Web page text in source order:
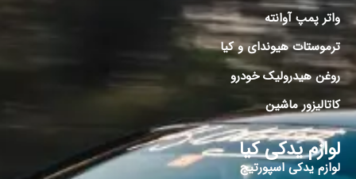
واتر پمپ آوانته
ترموستات هیوندای و کیا
روغن هیدرولیک خودرو
کاتالیزور ماشین
لوازم یدکی کیا
لوازم یدکی اسپورتیج